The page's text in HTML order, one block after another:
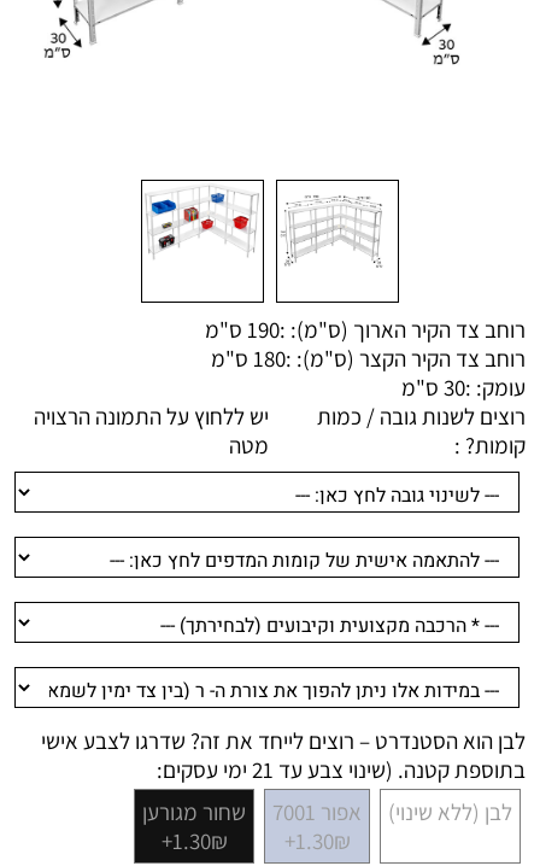
רוחב צד הקיר הארוך (ס"מ): :190 ס"מ
רוחב צד הקיר הקצר (ס"מ): :180 ס"מ
עומק: :30 ס"מ
רוצים לשנות גובה / כמות
קומות? :
יש ללחוץ על התמונה הרצויה
מטה
לבן הוא הסטנדרט – רוצים לייחד את זה? שדרגו לצבע אישי
בתוספת קטנה. (שינוי צבע עד 21 ימי עסקים:
לבן (ללא שינוי)
אפור 7001
1.30₪+
שחור מגורען
1.30₪+